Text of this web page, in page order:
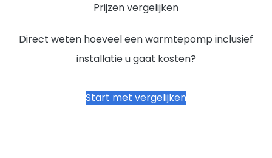
Prijzen vergelijken
Direct weten hoeveel een warmtepomp inclusief
installatie u gaat kosten?
Start met vergelijken